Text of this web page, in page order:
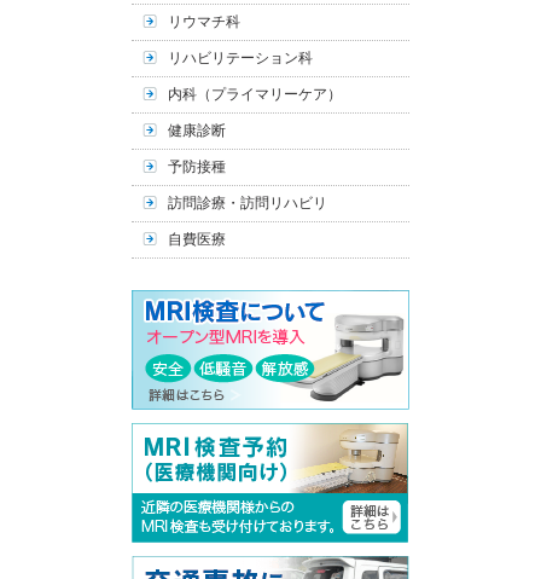
リウマチ科
リハビリテーション科
内科（プライマリーケア）
健康診断
予防接種
訪問診療・訪問リハビリ
自費医療